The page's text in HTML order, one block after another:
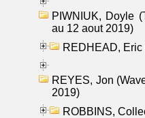
PIWNIUK, Doyle
au 12 aout 2019)
REDHEAD,
REYES, Jon
2019)
ROBBINS,